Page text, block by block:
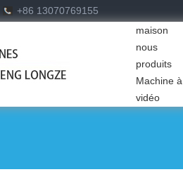
+86 13070769155
maison
nous
produits
Machine
vidéo